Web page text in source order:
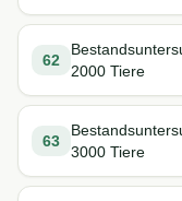
62
2000 Tiere
63
3000 Tiere